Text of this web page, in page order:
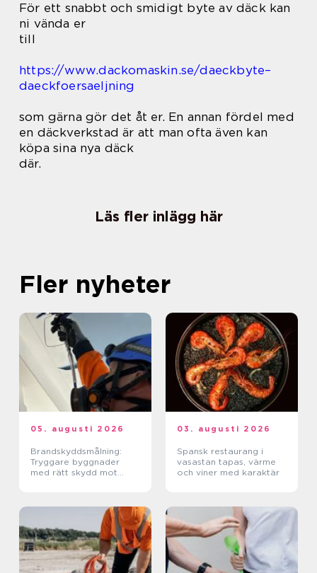
För ett snabbt och smidigt byte av däck kan
ni vända er
till
https://www.dackomaskin.se/daeckbyte–
daeckfoersaeljning
som gärna gör det åt er. En annan fördel med
en däckverkstad är att man ofta även kan
köpa sina nya däck
där.
Läs fler inlägg här
Fler nyheter
05. augusti 2026
Brandskyddsmålning:
Tryggare byggnader
med rätt skydd mot
03. augusti 2026
Spansk restaurang i
vasastan tapas, värme
och viner med karaktär